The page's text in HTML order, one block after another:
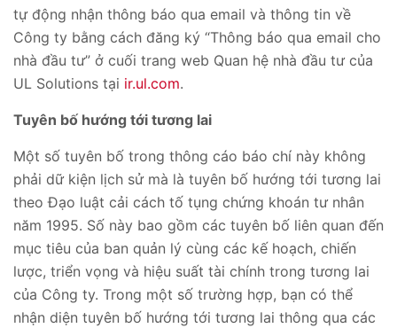
tự động nhận thông báo qua email và thông tin về
Công ty bằng cách đăng ký “Thông báo qua email cho
nhà đầu tư” ở cuối trang web Quan hệ nhà đầu tư của
UL Solutions tại ir.ul.com.
Tuyên bố hướng tới tương lai
Một số tuyên bố trong thông cáo báo chí này không
phải dữ kiện lịch sử mà là tuyên bố hướng tới tương lai
theo Đạo luật cải cách tố tụng chứng khoán tư nhân
năm 1995. Số này bao gồm các tuyên bố liên quan đến
mục tiêu của ban quản lý cùng các kế hoạch, chiến
lược, triển vọng và hiệu suất tài chính trong tương lai
của Công ty. Trong một số trường hợp, bạn có thể
nhận diện tuyên bố hướng tới tương lai thông qua các